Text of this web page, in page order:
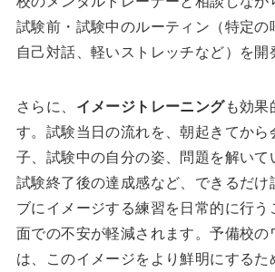
試験前・試験中のルーティン（特定の
自己対話、軽いストレッチなど）を開
さらに、 イメージトレーニングも効果
す。試験当日の流れを、朝起きてから
子、試験中の自分の姿、問題を解いて
試験終了後の達成感など、できるだけ
ブにイメージする練習を日常的に行
面での不安が軽減されます。予備校
は、このイメージをより鮮明にする